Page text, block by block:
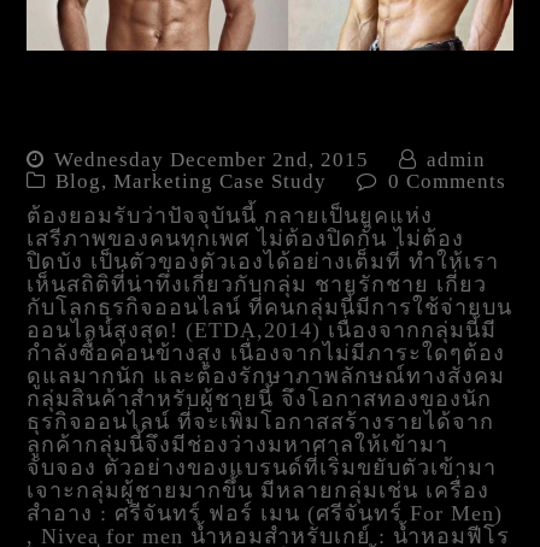
Wednesday December 2nd, 2015
admin
Blog,Marketing Case Study 0 Comments
ต้องยอมรับว่าปัจจุบันนี้ กลายเป็นยุคแห่ง
เสรีภาพของคนทุกเพศ ไม่ต้องปิดกั้น ไม่ต้อง
ปิดบัง เป็นตัวของตัวเองได้อย่างเต็มที่ ทำให้เรา
เห็นสถิติที่น่าทึ่งเกี่ยวกับกลุ่ม ชายรักชาย เกี่ยว
กับโลกธุรกิจออนไลน์ ที่คนกลุ่มนี้มีการใช้จ่ายบน
ออนไลน์สูงสุด! (ETDA,2014) เนื่องจากกลุ่มนี้มี
กำลังซื้อค่อนข้างสูง เนื่องจากไม่มีภาระใดๆต้อง
ดูแลมากนัก และต้องรักษาภาพลักษณ์ทางสังคม
กลุ่มสินค้าสำหรับผู้ชายนี้ จึงโอกาสทองของนัก
ธุรกิจออนไลน์ ที่จะเพิ่มโอกาสสร้างรายได้จาก
ลูกค้ากลุ่มนี้จึงมีช่องว่างมหาศาลให้เข้ามา
จับจอง ตัวอย่างของแบรนด์ที่เริ่มขยับตัวเข้ามา
เจาะกลุ่มผู้ชายมากขึ้น มีหลายกลุ่มเช่น เครื่อง
สำอาง : ศรีจันทร์ ฟอร์ เมน (ศรีจันทร์ For Men)
, Nivea for men น้ำหอมสำหรับเกย์ : น้ำหอมฟีโร